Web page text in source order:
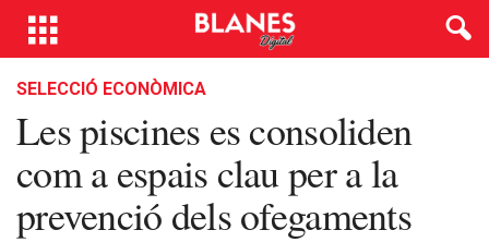
SELECCIÓ ECONÒMICA
Les piscines es consoliden
com a espais clau per a la
prevenció dels ofegaments